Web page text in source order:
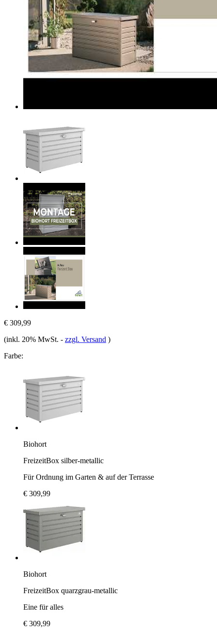
€ 309,99
(inkl. 20% MwSt. - zzgl. Versand )
Farbe:
Biohort
FreizeitBox silber-metallic
Für Ordnung im Garten & auf der Terrasse
€ 309,99
Biohort
FreizeitBox quarzgrau-metallic
Eine für alles
€ 309,99